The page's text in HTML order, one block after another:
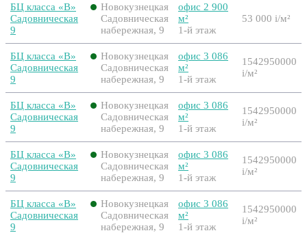
БЦ класса «B»
Садовническая
9
Новокузнецкая
Садовническая
набережная, 9
офис 2 900
м²
1-й этаж
53 000 i/м²
БЦ класса «B»
Садовническая
9
Новокузнецкая
Садовническая
набережная, 9
офис 3 086
м²
1-й этаж
1542950000
i/м²
БЦ класса «B»
Садовническая
9
Новокузнецкая
Садовническая
набережная, 9
офис 3 086
м²
1-й этаж
1542950000
i/м²
БЦ класса «B»
Садовническая
9
Новокузнецкая
Садовническая
набережная, 9
офис 3 086
м²
1-й этаж
1542950000
i/м²
БЦ класса «B»
Садовническая
9
Новокузнецкая
Садовническая
набережная, 9
офис 3 086
м²
1-й этаж
1542950000
i/м²